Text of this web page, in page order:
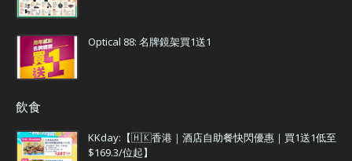
Optical 88: 名牌鏡架買1送1
飲食
KKday:【🇭🇰香港｜酒店自助餐快閃優惠｜買1送1低至
$169.3/位起】